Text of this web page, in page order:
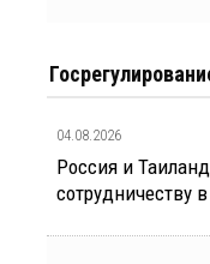
04.08.2026
Россия и
сотрудничеству